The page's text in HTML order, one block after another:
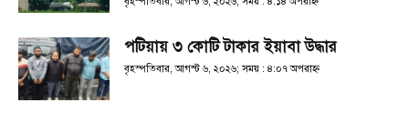
পটিয়ায় ৩ কোটি টাকার ইয়াবা উদ্ধার
বৃহস্পতিবার, আগস্ট ৬, ২০২৬; সময় : ৪:০৭ অপরাহ্ণ